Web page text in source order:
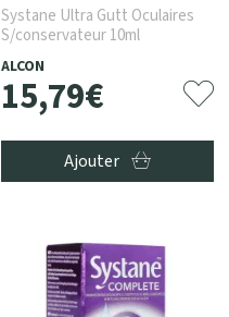
Systane Ultra Gutt Oculaires
S/conservateur 10ml
ALCON
15,79€
Ajouter